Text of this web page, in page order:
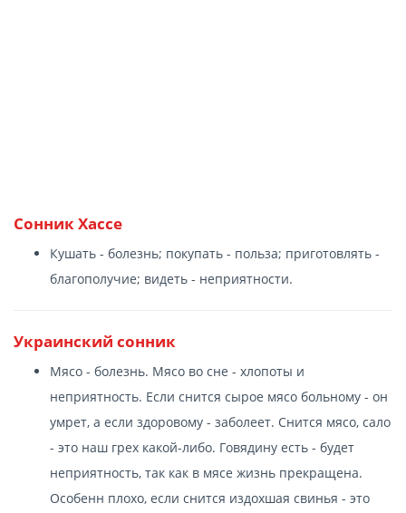
Сонник Хассе
Кушать - болезнь; покупать - польза; приготовлять -
благополучие; видеть - неприятности.
Украинский сонник
Мясо - болезнь. Мясо во сне - хлопоты и
неприятность. Если снится сырое мясо больному - он
умрет, а если здоровому - заболеет. Снится мясо, сало
- это наш грех какой-либо. Говядину есть - будет
неприятность, так как в мясе жизнь прекращена.
Особенн плохо, если снится издохшая свинья - это